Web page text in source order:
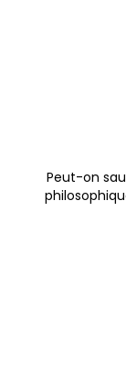
Peut-on